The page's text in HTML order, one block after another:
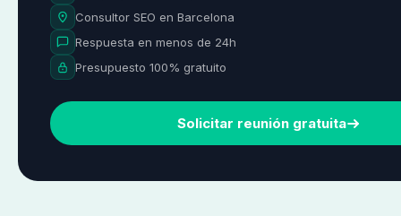
Consultor SEO en Barcelona
Respuesta en menos de 24h
Presupuesto 100% gratuito
Solicitar reunión gratuita